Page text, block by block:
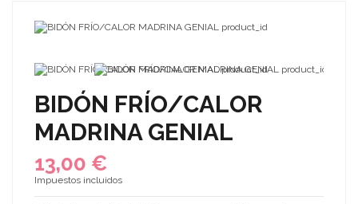
BIDÓN FRÍO/CALOR
MADRINA GENIAL
13,00 €
Impuestos incluidos